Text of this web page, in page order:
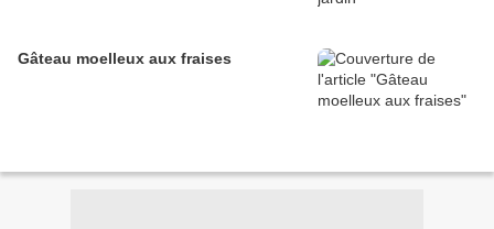
Gâteau moelleux aux fraises